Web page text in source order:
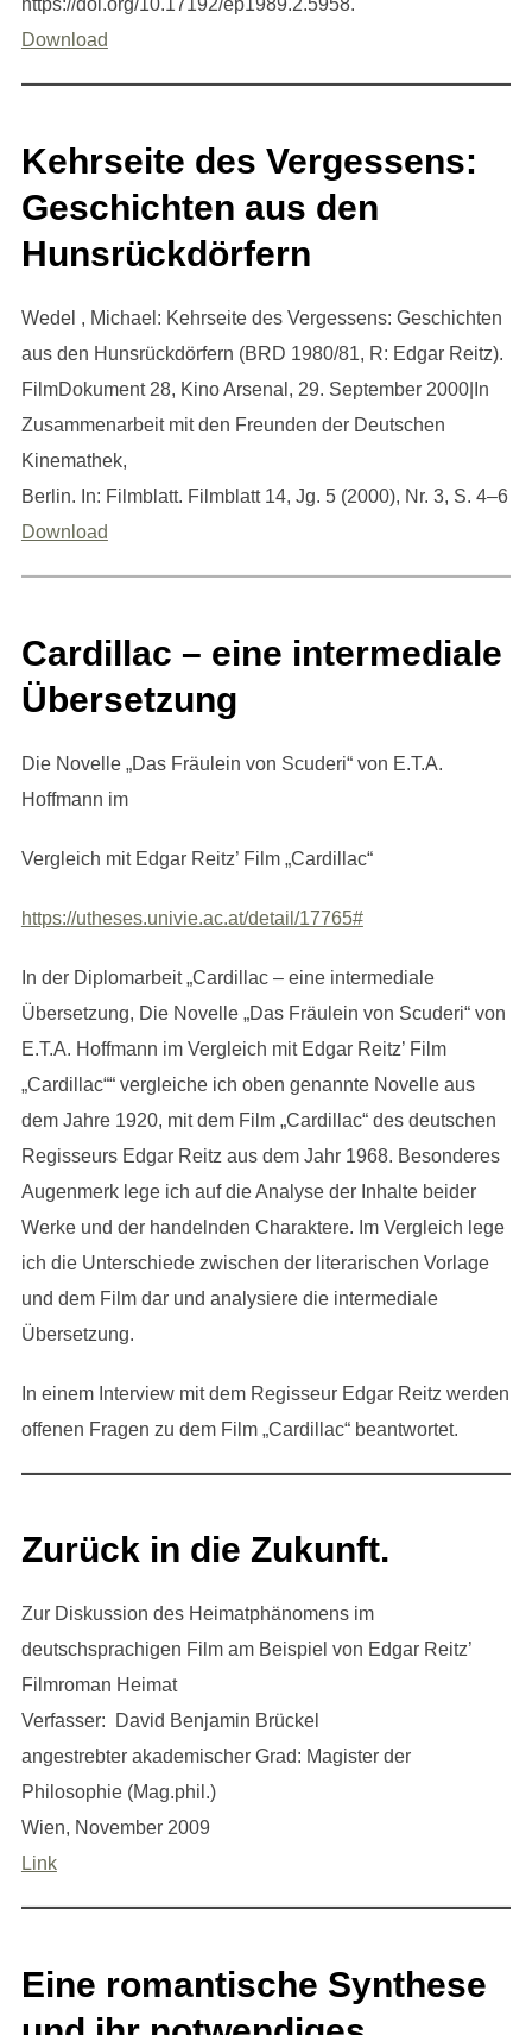
https://doi.org/10.17192/ep1989.2.5958.
Download
Kehrseite des Vergessens:
Geschichten aus den
Hunsrückdörfern
Wedel , Michael: Kehrseite des Vergessens: Geschichten
aus den Hunsrückdörfern (BRD 1980/81, R: Edgar Reitz).
FilmDokument 28, Kino Arsenal, 29. September 2000|In
Zusammenarbeit mit den Freunden der Deutschen
Kinemathek,
Berlin. In: Filmblatt. Filmblatt 14, Jg. 5 (2000), Nr. 3, S. 4–6
Download
Cardillac – eine intermediale
Übersetzung
Die Novelle „Das Fräulein von Scuderi“ von E.T.A.
Hoffmann im
Vergleich mit Edgar Reitz’ Film „Cardillac“
https://utheses.univie.ac.at/detail/17765#
In der Diplomarbeit „Cardillac – eine intermediale
Übersetzung, Die Novelle „Das Fräulein von Scuderi“ von
E.T.A. Hoffmann im Vergleich mit Edgar Reitz’ Film
„Cardillac““ vergleiche ich oben genannte Novelle aus
dem Jahre 1920, mit dem Film „Cardillac“ des deutschen
Regisseurs Edgar Reitz aus dem Jahr 1968. Besonderes
Augenmerk lege ich auf die Analyse der Inhalte beider
Werke und der handelnden Charaktere. Im Vergleich lege
ich die Unterschiede zwischen der literarischen Vorlage
und dem Film dar und analysiere die intermediale
Übersetzung.
In einem Interview mit dem Regisseur Edgar Reitz werden
offenen Fragen zu dem Film „Cardillac“ beantwortet.
Zurück in die Zukunft.
Zur Diskussion des Heimatphänomens im
deutschsprachigen Film am Beispiel von Edgar Reitz’
Filmroman Heimat
Verfasser: David Benjamin Brückel
angestrebter akademischer Grad: Magister der
Philosophie (Mag.phil.)
Wien, November 2009
Link
Eine romantische Synthese